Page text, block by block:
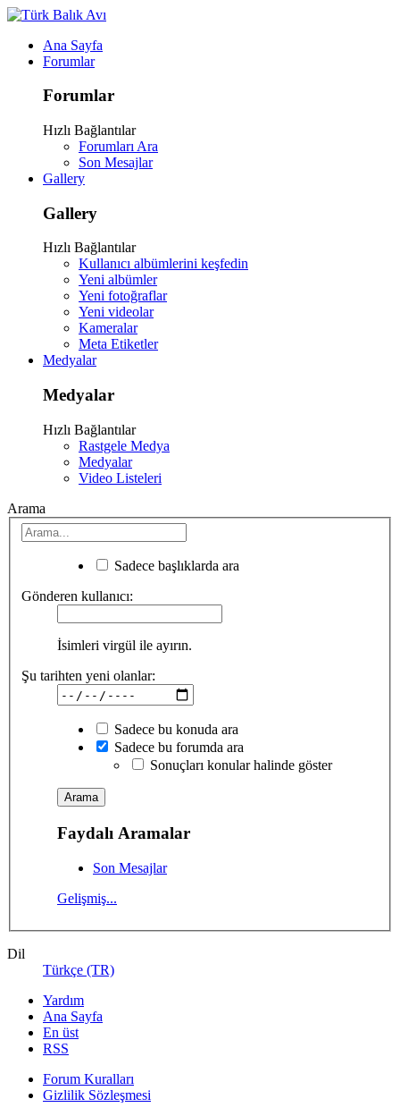
Ana Sayfa
Forumlar
Forumlar
Hızlı Bağlantılar
Forumları Ara
Son Mesajlar
Gallery
Gallery
Hızlı Bağlantılar
Kullanıcı albümlerini keşfedin
Yeni albümler
Yeni fotoğraflar
Yeni videolar
Kameralar
Meta Etiketler
Medyalar
Medyalar
Hızlı Bağlantılar
Rastgele Medya
Medyalar
Video Listeleri
Arama
Sadece başlıklarda ara
Gönderen kullanıcı:
İsimleri virgül ile ayırın.
Şu tarihten yeni olanlar:
Sadece bu konuda ara
Sadece bu forumda ara
Sonuçları konular halinde göster
Faydalı Aramalar
Son Mesajlar
Gelişmiş...
Dil
Türkçe (TR)
Yardım
Ana Sayfa
En üst
RSS
Forum Kuralları
Gizlilik Sözleşmesi